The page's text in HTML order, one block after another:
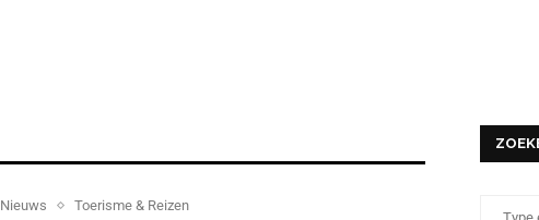
Nieuws Toerisme & Reizen